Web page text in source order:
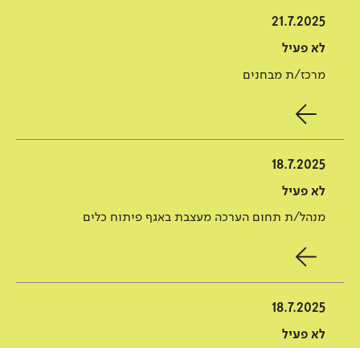
21.7.2025
לא פעיל
מרכז/ת מבחנים
18.7.2025
לא פעיל
מנהל/ת תחום הערכה מעצבת באגף פיתוח כלים
18.7.2025
לא פעיל